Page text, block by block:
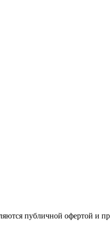
публичной офертой и